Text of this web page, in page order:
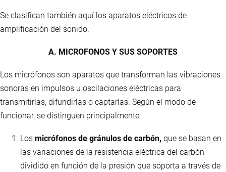
Se clasifican también aquí los aparatos eléctricos de
amplificación del sonido.
A. MICROFONOS Y SUS SOPORTES
Los micrófonos son aparatos que transforman las vibraciones
sonoras en impulsos u oscilaciones eléctricas para
transmitirlas, difundirlas o captarlas. Según el modo de
funcionar, se distinguen principalmente:
Los micrófonos de gránulos de carbón, que se basan en
las variaciones de la resistencia eléctrica del carbón
dividido en función de la presión que soporta a través de